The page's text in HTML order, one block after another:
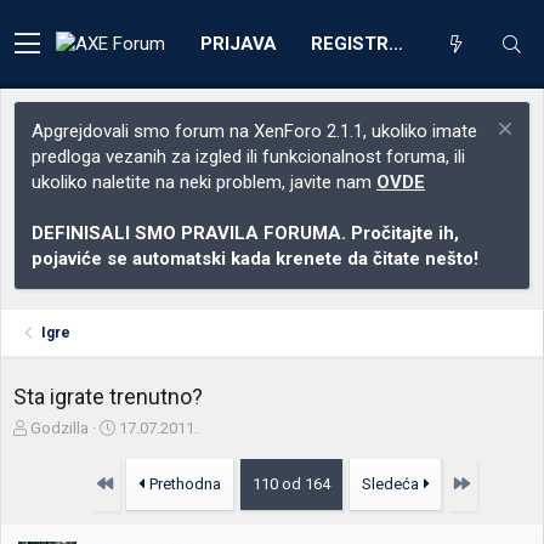
PRIJAVA REGISTRACIJA
Apgrejdovali smo forum na XenForo 2.1.1, ukoliko imate
predloga vezanih za izgled ili funkcionalnost foruma, ili
ukoliko naletite na neki problem, javite nam OVDE
DEFINISALI SMO PRAVILA FORUMA. Pročitajte ih,
pojaviće se automatski kada krenete da čitate nešto!
Igre
Sta igrate trenutno?
Z
Godzilla
D
m
17.07.2011.
Prvo Prethodna 110 od 164 Sledeća Poslednja